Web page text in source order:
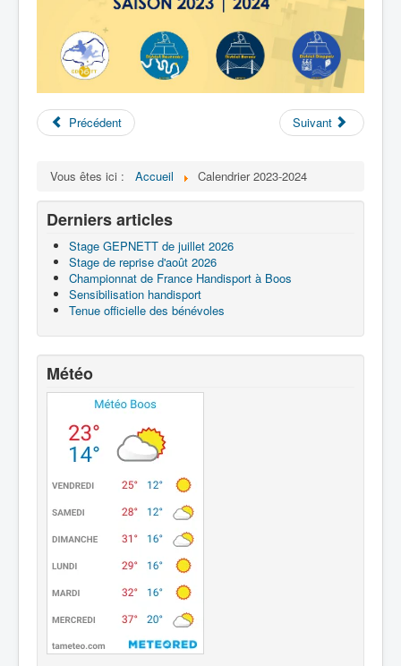
Précédent Suivant
Vous êtes ici : Accueil Calendrier 2023-2024
Derniers articles
Stage GEPNETT de juillet 2026
Stage de reprise d'août 2026
Championnat de France Handisport à Boos
Sensibilisation handisport
Tenue officielle des bénévoles
Météo